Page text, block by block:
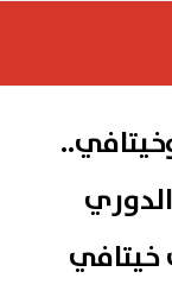
خيتافي